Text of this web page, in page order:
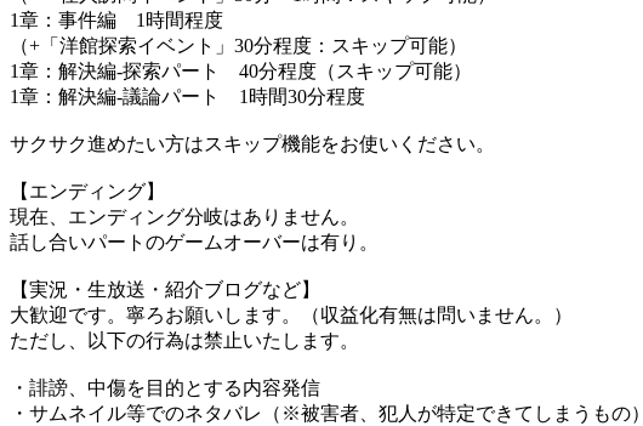
1章：事件編 1時間程度
（+「洋館探索イベント」30分程度：スキップ可能）
1章：解決編-探索パート 40分程度（スキップ可能）
1章：解決編-議論パート 1時間30分程度
サクサク進めたい方はスキップ機能をお使いください。
【エンディング】
現在、エンディング分岐はありません。
話し合いパートのゲームオーバーは有り。
【実況・生放送・紹介ブログなど】
大歓迎です。寧ろお願いします。（収益化有無は問いません。）
ただし、以下の行為は禁止いたします。
・誹謗、中傷を目的とする内容発信
・サムネイル等でのネタバレ（※被害者、犯人が特定できてしまうもの）